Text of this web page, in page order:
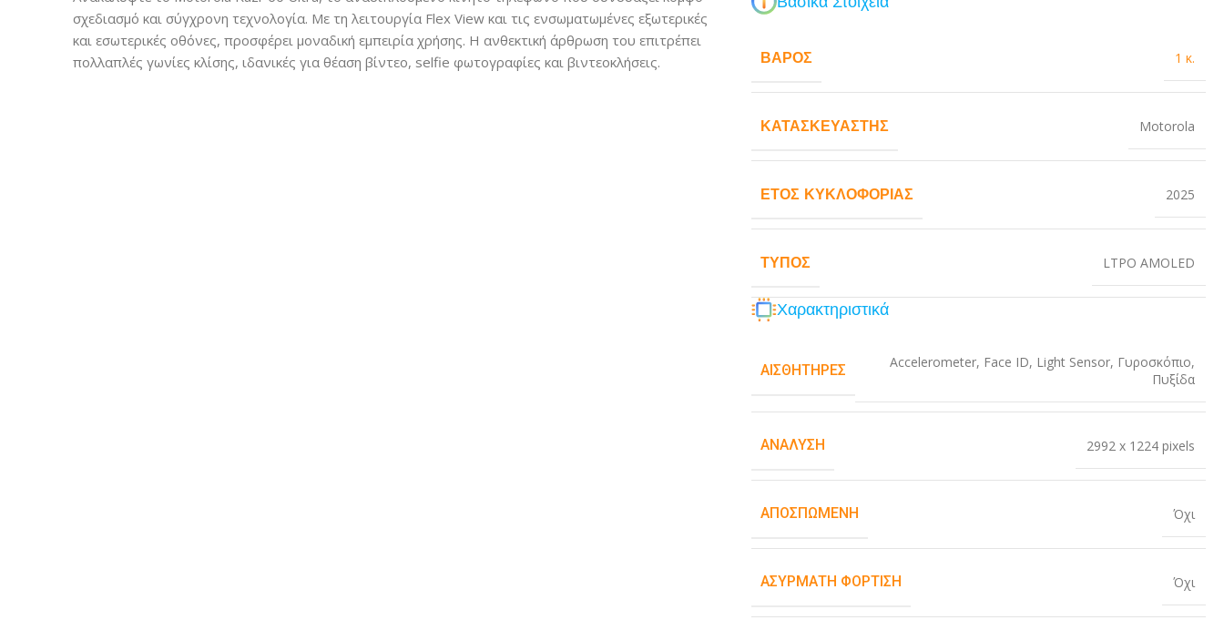
σχεδιασμό και σύγχρονη τεχνολογία. Με τη λειτουργία Flex View και τις ενσωματωμένες εξωτερικές
και εσωτερικές οθόνες, προσφέρει μοναδική εμπειρία χρήσης. Η ανθεκτική άρθρωση του επιτρέπει
πολλαπλές γωνίες κλίσης, ιδανικές για θέαση βίντεο, selfie φωτογραφίες και βιντεοκλήσεις.
ΒΆΡΟΣ 1 κ.
ΚΑΤΑΣΚΕΥΑΣΤΉΣ Motorola
ΈΤΟΣ ΚΥΚΛΟΦΟΡΊΑΣ 2025
ΤΎΠΟΣ LTPO AMOLED
Χαρακτηριστικά
ΑΙΣΘΗΤΉΡΕΣ Accelerometer, Face ID, Light Sensor, Γυροσκόπιο,
Πυξίδα
ΑΝΆΛΥΣΗ 2992 x 1224 pixels
ΑΠΟΣΠΏΜΕΝΗ Όχι
ΑΣΎΡΜΑΤΗ ΦΌΡΤΙΣΗ Όχι